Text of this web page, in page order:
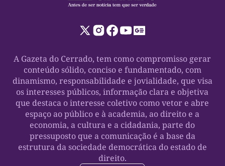
A Gazeta do Cerrado, tem como compromisso gerar
conteúdo sólido, conciso e fundamentado, com
dinamismo, responsabilidade e jovialidade, que visa
os interesses públicos, informação clara e objetiva
que destaca o interesse coletivo como vetor e abre
espaço ao público e à academia, ao direito e a
economia, a cultura e a cidadania, parte do
pressuposto que a comunicação é a base da
estrutura da sociedade democrática do estado de
direito.